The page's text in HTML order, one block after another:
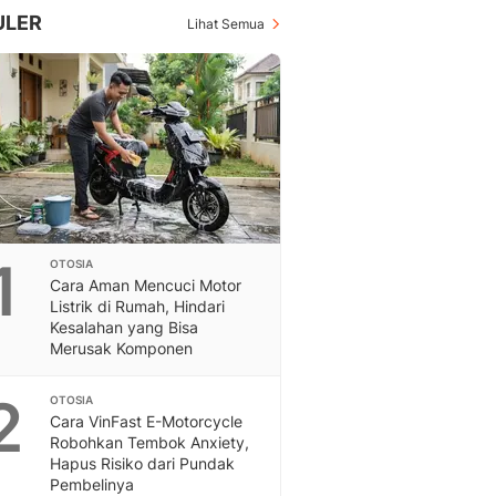
Lihat Semua
OTOSIA
Cara Aman Mencuci Motor
Listrik di Rumah, Hindari
Kesalahan yang Bisa
Merusak Komponen
OTOSIA
Cara VinFast E-Motorcycle
Robohkan Tembok Anxiety,
Hapus Risiko dari Pundak
Pembelinya